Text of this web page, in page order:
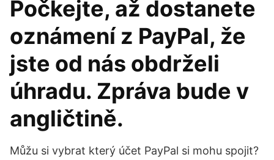
Počkejte, až dostanete
oznámení z PayPal, že
jste od nás obdrželi
úhradu. Zpráva bude v
angličtině.
Můžu si vybrat který účet PayPal si mohu spojit?